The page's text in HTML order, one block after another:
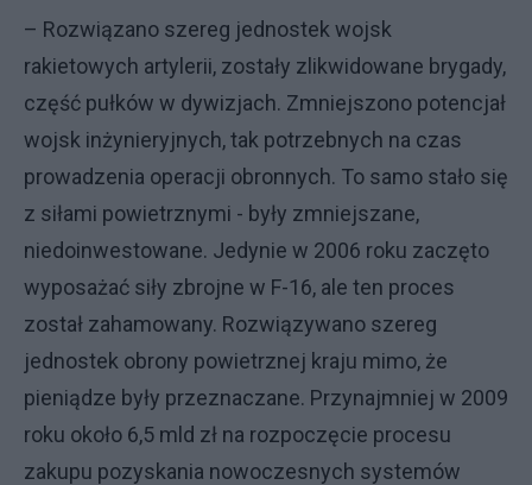
– Rozwiązano szereg jednostek wojsk
rakietowych artylerii, zostały zlikwidowane brygady,
część pułków w dywizjach. Zmniejszono potencjał
wojsk inżynieryjnych, tak potrzebnych na czas
prowadzenia operacji obronnych. To samo stało się
z siłami powietrznymi - były zmniejszane,
niedoinwestowane. Jedynie w 2006 roku zaczęto
wyposażać siły zbrojne w F-16, ale ten proces
został zahamowany. Rozwiązywano szereg
jednostek obrony powietrznej kraju mimo, że
pieniądze były przeznaczane. Przynajmniej w 2009
roku około 6,5 mld zł na rozpoczęcie procesu
zakupu pozyskania nowoczesnych systemów